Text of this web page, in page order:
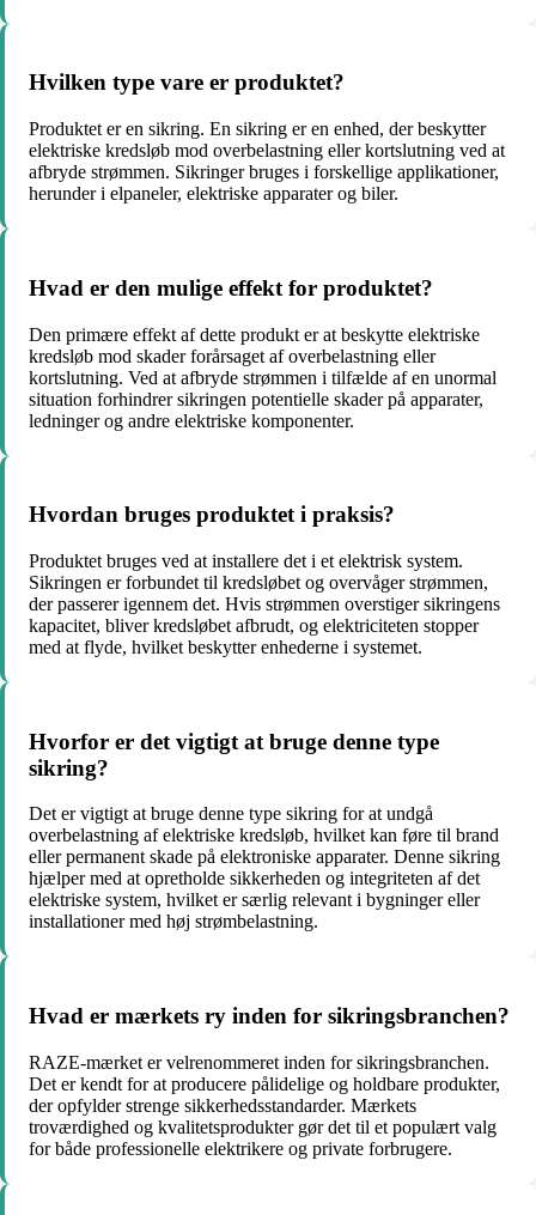
Hvilken type vare er produktet?
Produktet er en sikring. En sikring er en enhed, der beskytter
elektriske kredsløb mod overbelastning eller kortslutning ved at
afbryde strømmen. Sikringer bruges i forskellige applikationer,
herunder i elpaneler, elektriske apparater og biler.
Hvad er den mulige effekt for produktet?
Den primære effekt af dette produkt er at beskytte elektriske
kredsløb mod skader forårsaget af overbelastning eller
kortslutning. Ved at afbryde strømmen i tilfælde af en unormal
situation forhindrer sikringen potentielle skader på apparater,
ledninger og andre elektriske komponenter.
Hvordan bruges produktet i praksis?
Produktet bruges ved at installere det i et elektrisk system.
Sikringen er forbundet til kredsløbet og overvåger strømmen,
der passerer igennem det. Hvis strømmen overstiger sikringens
kapacitet, bliver kredsløbet afbrudt, og elektriciteten stopper
med at flyde, hvilket beskytter enhederne i systemet.
Hvorfor er det vigtigt at bruge denne type
sikring?
Det er vigtigt at bruge denne type sikring for at undgå
overbelastning af elektriske kredsløb, hvilket kan føre til brand
eller permanent skade på elektroniske apparater. Denne sikring
hjælper med at opretholde sikkerheden og integriteten af det
elektriske system, hvilket er særlig relevant i bygninger eller
installationer med høj strømbelastning.
Hvad er mærkets ry inden for sikringsbranchen?
RAZE-mærket er velrenommeret inden for sikringsbranchen.
Det er kendt for at producere pålidelige og holdbare produkter,
der opfylder strenge sikkerhedsstandarder. Mærkets
troværdighed og kvalitetsprodukter gør det til et populært valg
for både professionelle elektrikere og private forbrugere.